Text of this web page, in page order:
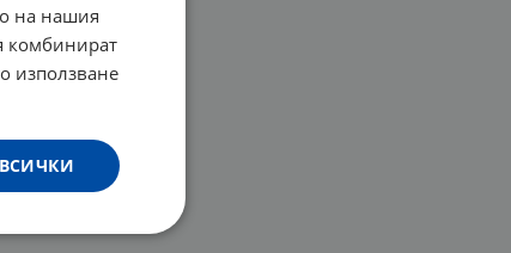
на нашия
комбинират
използване